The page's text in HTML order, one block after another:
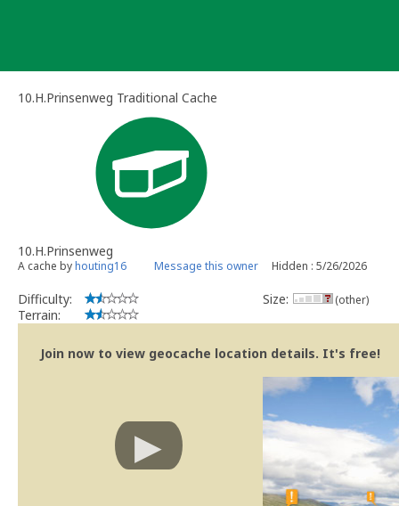
10.H.Prinsenweg Traditional Cache
10.H.Prinsenweg
A cache byhouting16 Message this owner Hidden : 5/26/2026
Difficulty:
Terrain:
Size: (other)
Join now to view geocache location details. It's free!